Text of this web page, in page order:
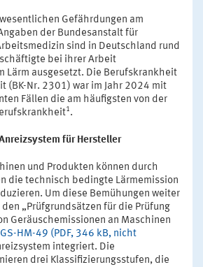
Gefährdungen am
der Bundesanstalt für
sind in Deutschland rund
bei ihrer Arbeit
Lärm ausgesetzt. Die Berufskrankheit
(BK-Nr. 2301) war im Jahr 2024 mit
Fällen die am häufigsten von der
1.
für Hersteller
und Produkten können durch
die technisch bedingte Lärmemission
Um diese Bemühungen weiter
„Prüfgrundsätzen für die Prüfung
Geräuschemissionen an Maschinen
GS-HM-49 (PDF, 346 kB, nicht
integriert. Die
drei Klassifizierungsstufen, die